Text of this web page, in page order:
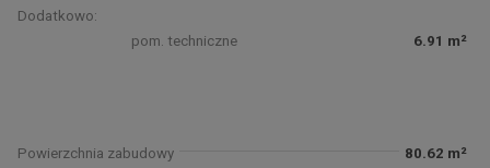
Dodatkowo:
pom. techniczne
6.91 m²
Powierzchnia zabudowy
80.62 m²